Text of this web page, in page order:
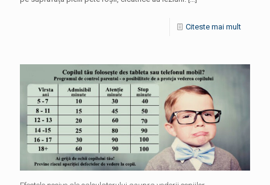
Citeste mai mult